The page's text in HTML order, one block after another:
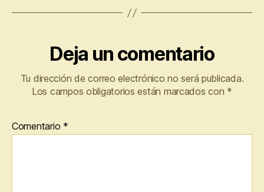
Deja un comentario
Tu dirección de correo electrónico no será publicada.
Los campos obligatorios están marcados con *
Comentario *